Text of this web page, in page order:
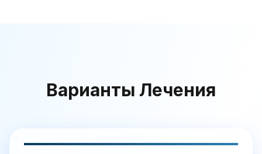
Варианты Лечения